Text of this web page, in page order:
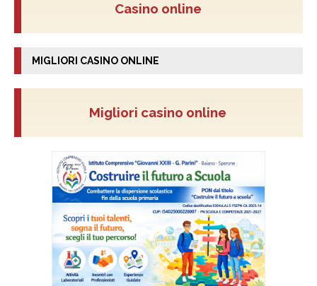
Casino online
MIGLIORI CASINO ONLINE
Migliori casino online